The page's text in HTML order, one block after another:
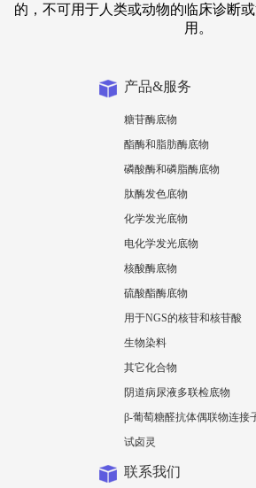
的，不可用于人类或动物的临床诊断
用。
产品&服务
糖苷酶底物
酯酶和脂肪酶底物
磷酸酶和磷脂酶底物
肽酶发色底物
化学发光底物
电化学发光底物
核酸酶底物
硫酸酯酶底物
用于NGS的核苷和核苷酸
生物染料
其它化合物
阴道病尿液多联检底物
β-葡萄糖醛抗体偶联物连接
试卤灵
联系我们